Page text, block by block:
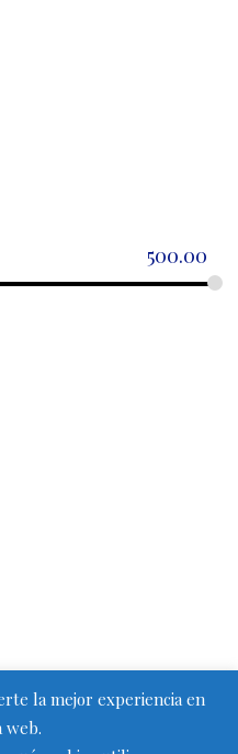
500.00
la mejor experiencia en
web.